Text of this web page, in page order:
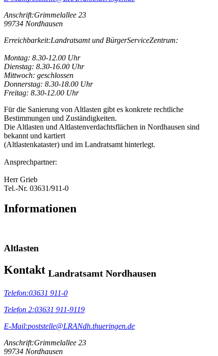
Anschrift:Grimmelallee 23
99734 Nordhausen
Erreichbarkeit:Landratsamt und BürgerServiceZentrum:
Montag: 8.30-12.00 Uhr
Dienstag: 8.30-16.00 Uhr
Mittwoch: geschlossen
Donnerstag: 8.30-18.00 Uhr
Freitag: 8.30-12.00 Uhr
Für die Sanierung von Altlasten gibt es konkrete rechtliche
Bestimmungen und Zuständigkeiten.
Die Altlasten und Altlastenverdachtsflächen in Nordhausen sind
bekannt und kartiert
(Altlastenkataster) und im Landratsamt hinterlegt.
Ansprechpartner:
Herr Grieb
Tel.-Nr. 03631/911-0
Informationen
Altlasten
Kontakt Landratsamt Nordhausen
Telefon:03631 911-0
Telefon 2:03631 911-9119
E-Mail:poststelle@LRANdh.thueringen.de
Anschrift:Grimmelallee 23
99734 Nordhausen